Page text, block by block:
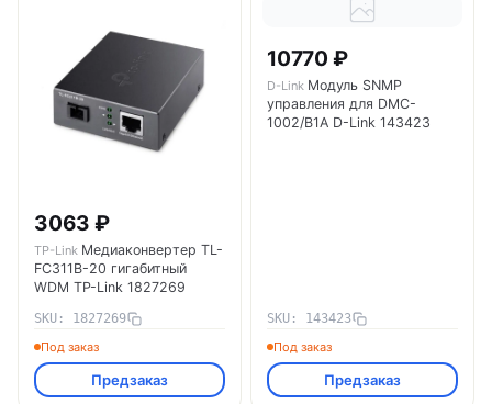
3063 ₽
TP-Link Медиаконвертер TL-
FC311B-20 гигабитный
WDM TP-Link 1827269
SKU: 1827269
Под заказ
Предзаказ
10770 ₽
D-Link Модуль SNMP
управления для DMC-
1002/B1A D-Link 143423
SKU: 143423
Под заказ
Предзаказ